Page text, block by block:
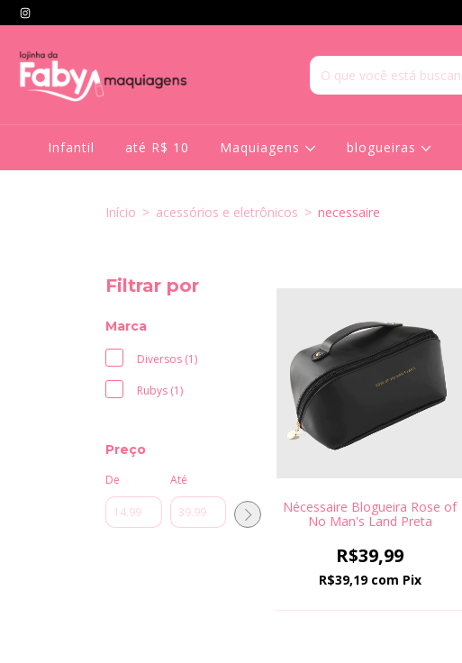
Infantil até R$ 10 Maquiagens blogueiras
Início > acessórios e eletrônicos > necessaire
Filtrar por
Marca
Diversos (1)
Rubys (1)
Preço
De Até
Nécessaire Blogueira Rose of
No Man's Land Preta
R$39,99
R$39,19 com Pix